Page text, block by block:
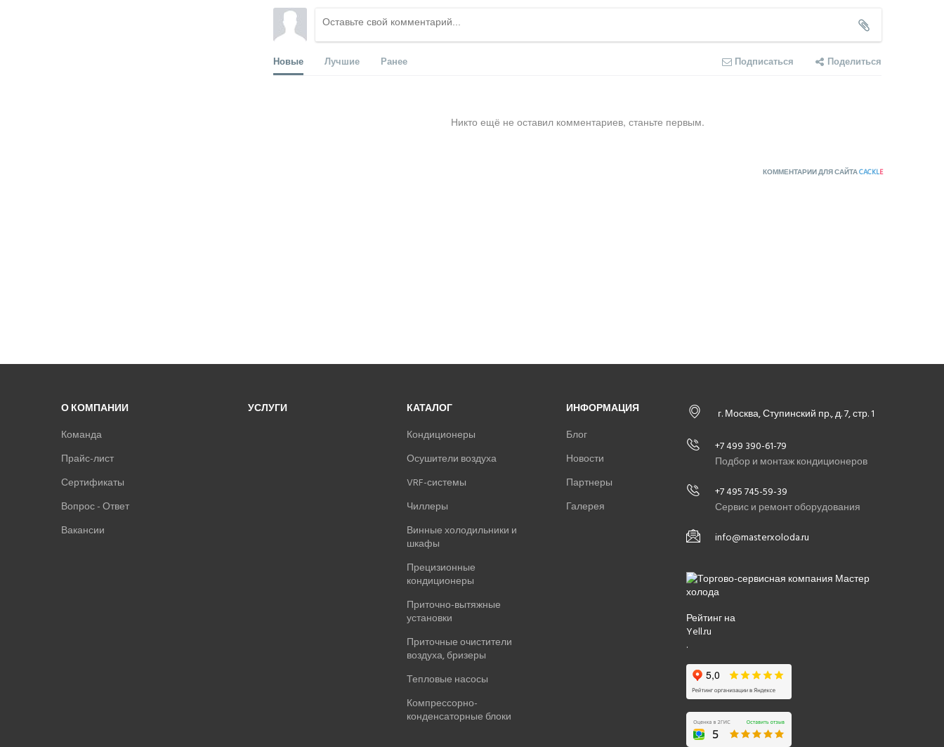
Новые Лучшие Ранее Подписаться Поделиться
Никто ещё не оставил комментариев, станьте первым.
КОММЕНТАРИИ ДЛЯ САЙТАCACKLE
О КОМПАНИИ
Команда
Прайс-лист
Сертификаты
Вопрос - Ответ
Вакансии
УСЛУГИ
КАТАЛОГ
Кондиционеры
Осушители воздуха
VRF-системы
Чиллеры
Винные холодильники и
шкафы
Прецизионные
кондиционеры
Приточно-вытяжные
установки
Приточные очистители
воздуха, бризеры
Тепловые насосы
Компрессорно-
конденсаторные блоки
ИНФОРМАЦИЯ
Блог
Новости
Партнеры
Галерея
г. Москва, Ступинский пр., д. 7, стр. 1
+7 499 390-61-79
Подбор и монтаж кондиционеров
+7 495 745-59-39
Сервис и ремонт оборудования
info@masterxoloda.ru
Рейтинг на
Yell.ru
.